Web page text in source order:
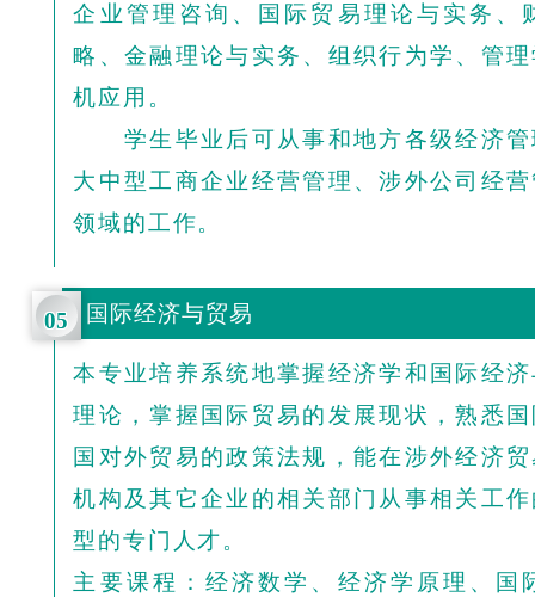
企业管理咨询、国际贸易理论与实务、
略、金融理论与实务、组织行为学、管
机应用。
学生毕业后可从事和地方各级经济管
大中型工商企业经营管理、涉外公司经
领域的工作。
05 国际经济与贸易
本专业培养系统地掌握经济学和国际经
理论，掌握国际贸易的发展现状，熟悉
国对外贸易的政策法规，能在涉外经济
机构及其它企业的相关部门从事相关工
型的专门人才。
主要课程：经济数学、经济学原理、国